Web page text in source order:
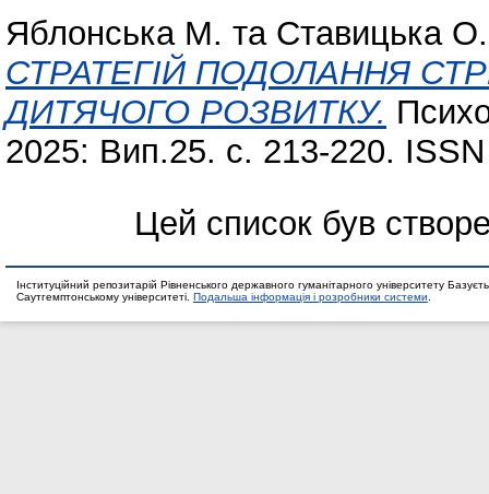
Яблонська М. та Ставицька
СТРАТЕГІЙ ПОДОЛАННЯ
ДИТЯЧОГО РОЗВИТКУ.
2025: Вип.25. с. 213-220.
Цей список був
Інституційний репозитарій Рівненського державного гуманітарного університету
Саутгемптонському університеті. Подальша інформація і розробники системи